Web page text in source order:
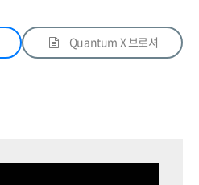
Quantum X 브로셔